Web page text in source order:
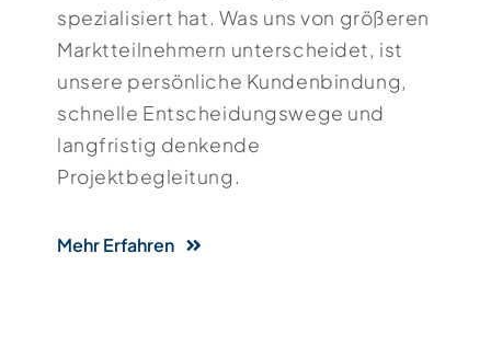
spezialisiert hat. Was uns von größeren
Marktteilnehmern unterscheidet, ist
unsere persönliche Kundenbindung,
schnelle Entscheidungswege und
langfristig denkende
Projektbegleitung.
Mehr Erfahren